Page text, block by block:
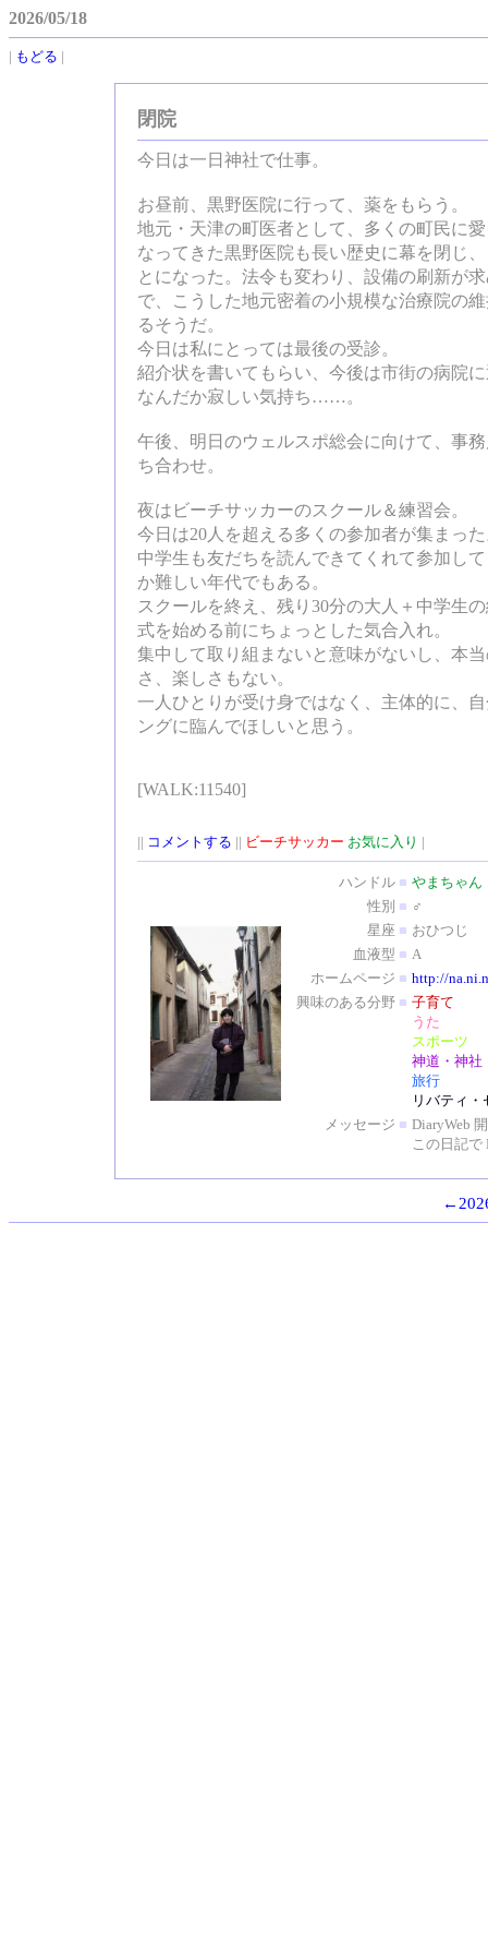
2026/05/18
| もどる |
閉院
今日は一日神社で仕事。
お昼前、黒野医院に行って、薬をもらう。
地元・天津の町医者として、多くの町民に
なってきた黒野医院も長い歴史に幕を閉じ
とになった。法令も変わり、設備の刷新が
で、こうした地元密着の小規模な治療院の
るそうだ。
今日は私にとっては最後の受診。
紹介状を書いてもらい、今後は市街の病院
なんだか寂しい気持ち……。
午後、明日のウェルスポ総会に向けて、事
ち合わせ。
夜はビーチサッカーのスクール＆練習会。
今日は20人を超える多くの参加者が集まっ
中学生も友だちを読んできてくれて参加し
か難しい年代でもある。
スクールを終え、残り30分の大人＋中学生
式を始める前にちょっとした気合入れ。
集中して取り組まないと意味がないし、本
さ、楽しさもない。
一人ひとりが受け身ではなく、主体的に、
ングに臨んでほしいと思う。
[WALK:11540]
|| コメントする || ビーチサッカー お気に入り |
ハンドル ■ やまちゃん
性別 ■ ♂
星座 ■ おひつじ
血液型 ■ A
ホームページ ■ http://
興味のある分野 ■ 子育て
うた
スポーツ
神道・神社
旅行
リバティ
メッセージ ■ DiaryWeb
この日記